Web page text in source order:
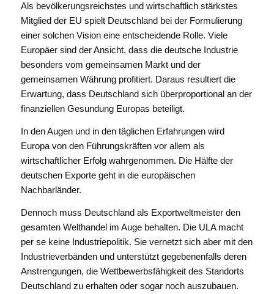
Als bevölkerungsreichstes und wirtschaftlich stärkstes
Mitglied der EU spielt Deutschland bei der Formulierung
einer solchen Vision eine entscheidende Rolle. Viele
Europäer sind der Ansicht, dass die deutsche Industrie
besonders vom gemeinsamen Markt und der
gemeinsamen Währung profitiert. Daraus resultiert die
Erwartung, dass Deutschland sich überproportional an der
finanziellen Gesundung Europas beteiligt.
In den Augen und in den täglichen Erfahrungen wird
Europa von den Führungskräften vor allem als
wirtschaftlicher Erfolg wahrgenommen. Die Hälfte der
deutschen Exporte geht in die europäischen
Nachbarländer.
Dennoch muss Deutschland als Exportweltmeister den
gesamten Welthandel im Auge behalten. Die ULA macht
per se keine Industriepolitik. Sie vernetzt sich aber mit den
Industrieverbänden und unterstützt gegebenenfalls deren
Anstrengungen, die Wettbewerbsfähigkeit des Standorts
Deutschland zu erhalten oder sogar noch auszubauen.